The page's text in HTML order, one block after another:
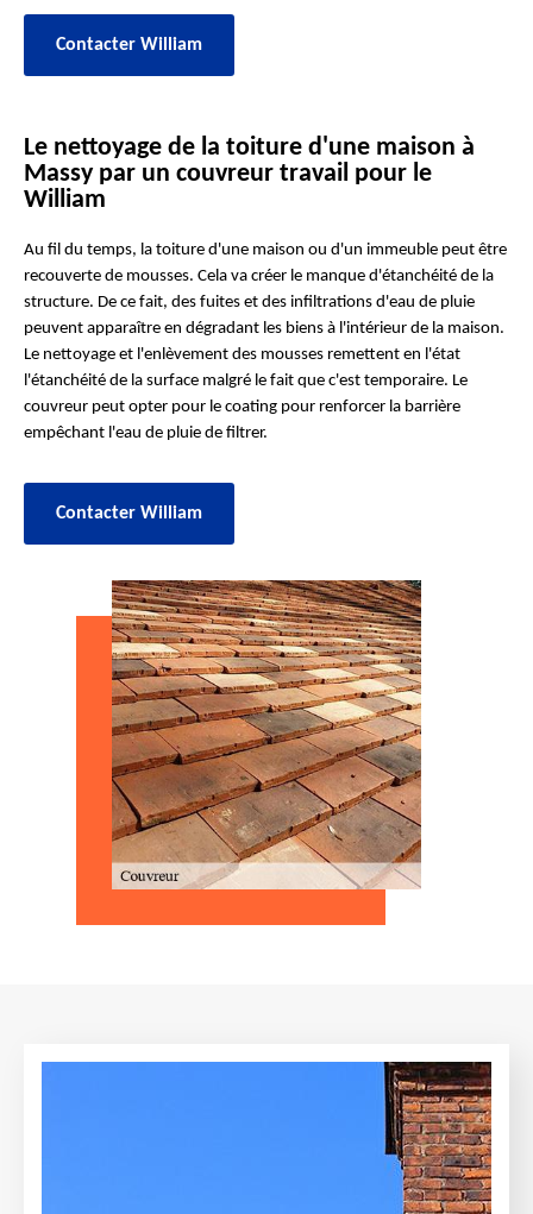
Contacter William
Le nettoyage de la toiture d'une maison à
Massy par un couvreur travail pour le
William
Au fil du temps, la toiture d'une maison ou d'un immeuble peut être
recouverte de mousses. Cela va créer le manque d'étanchéité de la
structure. De ce fait, des fuites et des infiltrations d'eau de pluie
peuvent apparaître en dégradant les biens à l'intérieur de la maison.
Le nettoyage et l'enlèvement des mousses remettent en l'état
l'étanchéité de la surface malgré le fait que c'est temporaire. Le
couvreur peut opter pour le coating pour renforcer la barrière
empêchant l'eau de pluie de filtrer.
Contacter William